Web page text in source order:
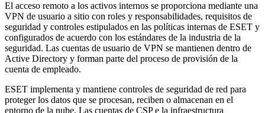
El acceso remoto a los activos internos se proporciona mediante una
VPN de usuario a sitio con roles y responsabilidades, requisitos de
seguridad y controles estipulados en las políticas internas de ESET y
configurados de acuerdo con los estándares de la industria de la
seguridad. Las cuentas de usuario de VPN se mantienen dentro de
Active Directory y forman parte del proceso de provisión de la
cuenta de empleado.
ESET implementa y mantiene controles de seguridad de red para
proteger los datos que se procesan, reciben o almacenan en el
entorno de la nube. Las cuentas de CSP e la infraestructura